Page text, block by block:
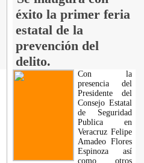
éxito la primer feria
estatal de la
prevención del
delito.
Con la
presencia del
Presidente del
Consejo Estatal
de Seguridad
Publica en
Veracruz Felipe
Amadeo Flores
Espinoza así
como otros